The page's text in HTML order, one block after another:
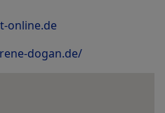
online.de
dogan.de/